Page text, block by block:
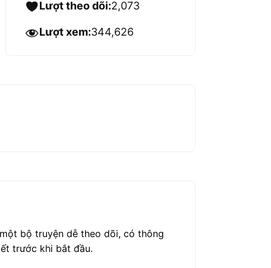
Lượt theo dõi:2,073
Lượt xem:344,626
bộ truyện dễ theo dõi, có thông
trước khi bắt đầu.